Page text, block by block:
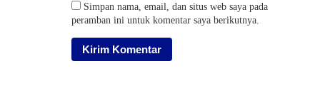
Simpan nama, email, dan situs web saya pada
peramban ini untuk komentar saya berikutnya.